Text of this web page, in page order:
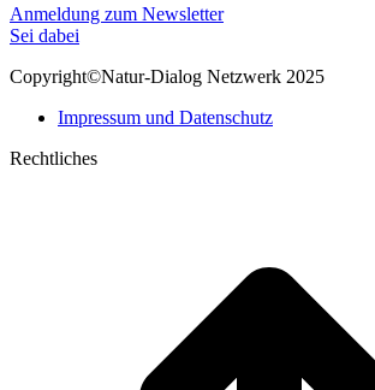
Linkedin
page
in
window
E-
Mail
opens
new
Anmeldung zum Newsletter
Sei dabei
Copyright©Natur-Dialog Netzwerk 2025
Impressum und Datenschutz
Rechtliches